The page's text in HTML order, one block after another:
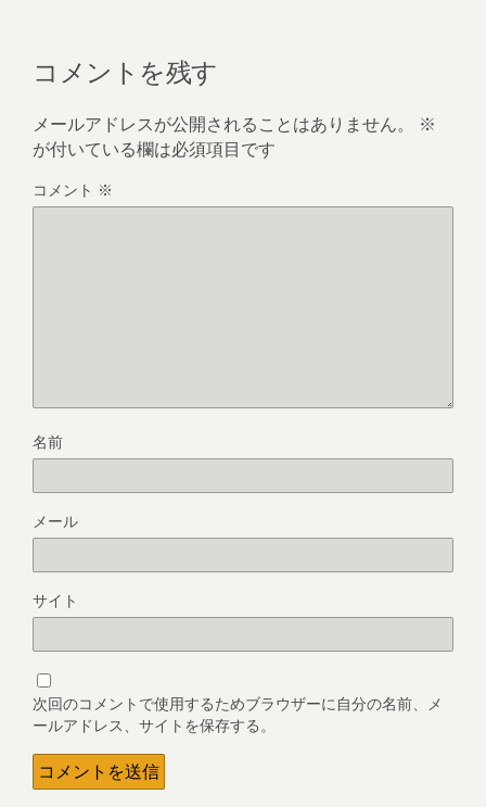
コメントを残す
メールアドレスが公開されることはありません。
※
が付いている欄は必須項目です
コメント ※
名前
メール
サイト
次回のコメントで使用するためブラウザーに自分の名前、メ
ールアドレス、サイトを保存する。